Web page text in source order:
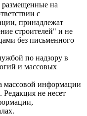
на
с
принадлежат
строителей" и не
без письменного
по надзору в
и массовых
массовой информации
не несет